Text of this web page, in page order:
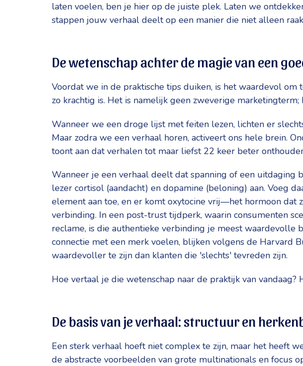
laten voelen, ben je hier op de juiste plek. Laten we
stappen jouw verhaal deelt op een manier die niet alleen
De wetenschap achter de magie van een
Voordat we in de praktische tips duiken, is het waardevol
zo krachtig is. Het is namelijk geen zweverige
Wanneer we een droge lijst met feiten lezen, lichten er
Maar zodra we een verhaal horen, activeert ons hele brein.
toont aan dat verhalen tot maar liefst 22 keer beter
Wanneer je een verhaal deelt dat spanning of een uitdaging
lezer cortisol (aandacht) en dopamine (beloning) aan. Voeg
element aan toe, en er komt oxytocine vrij—het hormoon dat
verbinding. In een post-trust tijdperk, waarin consumenten
reclame, is die authentieke verbinding je meest waardevolle
connectie met een merk voelen, blijken volgens de Harvard
waardevoller te zijn dan klanten die 'slechts' tevreden zijn.
Hoe vertaal je die wetenschap naar de praktijk van
De basis van je verhaal: structuur en
Een sterk verhaal hoeft niet complex te zijn, maar het heeft
de abstracte voorbeelden van grote multinationals en focus